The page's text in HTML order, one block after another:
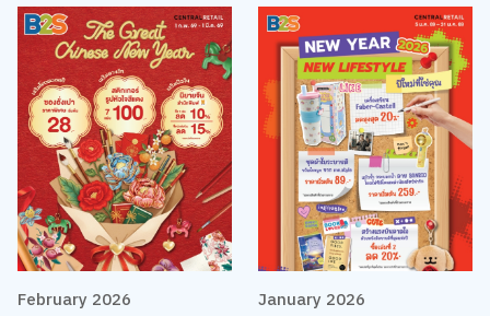
February 2026 January 2026